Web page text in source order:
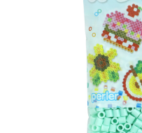
フォ
カ